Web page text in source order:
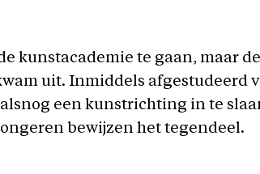
kunstacademie te gaan, maar de
uit. Inmiddels afgestudeerd
een kunstrichting in te
bewijzen het tegendeel.